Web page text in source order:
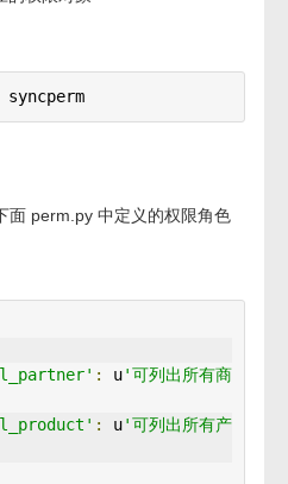
syncperm
面 perm.py 中定义的权限角色
: u'可列出所有商
: u'可列出所有产